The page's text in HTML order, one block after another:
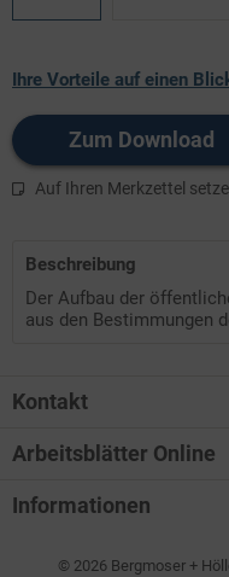
Ihre Vorteile auf einen
Zum Download
Auf Ihren Merkzettel
Beschreibung
Der Aufbau der
aus den Bestimmungen
Kontakt
Arbeitsblätter Online
Informationen
© 2026 Bergmoser +